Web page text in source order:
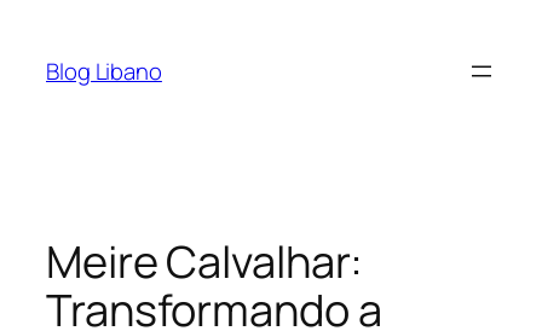
Blog Libano
Meire Calvalhar:
Transformando a